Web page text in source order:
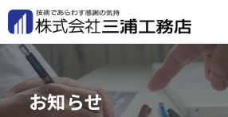
お知らせ